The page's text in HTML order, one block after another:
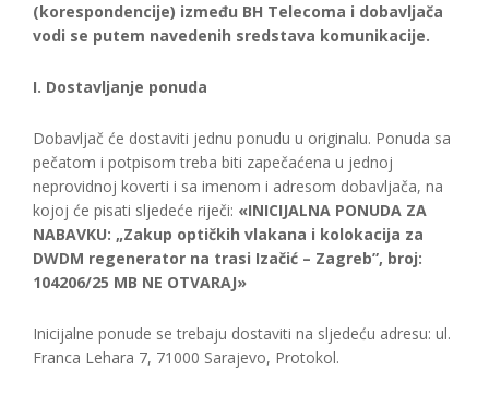
(korespondencije) između BH Telecoma i dobavljača
vodi se putem navedenih sredstava komunikacije.
I. Dostavljanje ponuda
Dobavljač će dostaviti jednu ponudu u originalu. Ponuda sa
pečatom i potpisom treba biti zapečaćena u jednoj
neprovidnoj koverti i sa imenom i adresom dobavljača, na
kojoj će pisati sljedeće riječi: «INICIJALNA PONUDA ZA
NABAVKU: „Zakup optičkih vlakana i kolokacija za
DWDM regenerator na trasi Izačić – Zagreb”, broj:
104206/25 MB NE OTVARAJ»
Inicijalne ponude se trebaju dostaviti na sljedeću adresu: ul.
Franca Lehara 7, 71000 Sarajevo, Protokol.